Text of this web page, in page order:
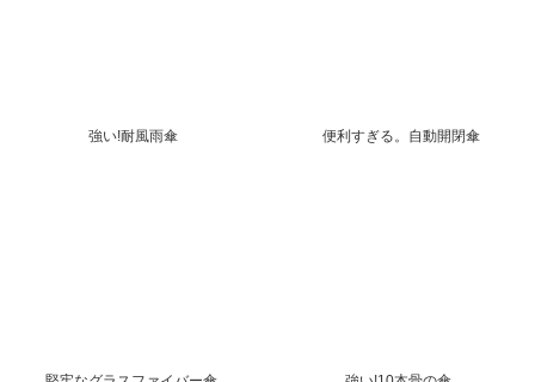
強い!耐風雨傘 便利すぎる。自動開閉傘